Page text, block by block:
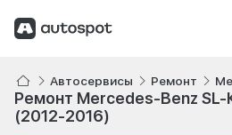
Автосервисы Ремонт
Ремонт Mercedes-Benz SL-
(2012-2016)